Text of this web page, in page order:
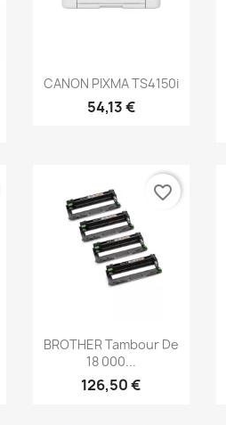
Aperçu rapide
CANON PIXMA TS4150i
54,13 €
Aperçu rapide
BROTHER Tambour De
18 000...
126,50 €
favorite_border